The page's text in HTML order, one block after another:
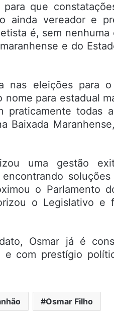
que
ainda vereador e
é, sem nenhuma
e do
nas eleições para o
para estadual
praticamente todas
Baixada
uma gestão
soluções
o Parlamento
o Legislativo e
Osmar já é
e com prestígio
Osmar Filho